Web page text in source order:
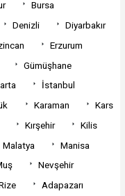
Bursa
Denizli
Diyarbakır
Erzurum
Gümüşhane
İstanbul
Karaman
Kars
Kırşehir
Kilis
Malatya
Manisa
Nevşehir
Adapazarı